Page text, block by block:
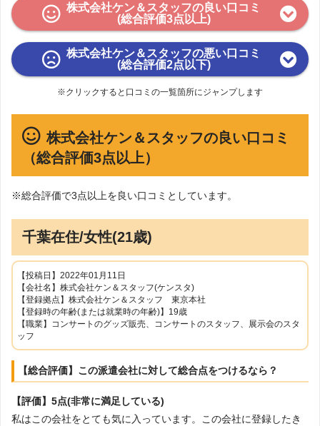
株式会社ケン＆スタッフの良い口コミ
(総合評価3点以上)
株式会社ケン＆スタッフの悪い口コミ
(総合評価2点以下)
※クリックすると口コミの一覧箇所にジャンプします
株式会社ケン＆スタッフの良い口コミ
（総合評価3点以上）
※総合評価で3点以上を良い口コミとしています。
千葉在住/女性(21歳)
【投稿日】2022年01月11日
【会社名】株式会社ケン＆スタッフ(ケンスタ)
【登録拠点】株式会社ケン＆スタッフ 東京本社
【登録時の年齢(または就業時の年齢)】19歳
【職業】コンサートのグッズ販売、コンサートのスタッフ、展示会のスタ
ッフ
【総合評価】この派遣会社に対して総合点をつけるなら？
【評価】5点(非常に満足している)
私はこの会社をとても気に入っています。この会社に登録したき